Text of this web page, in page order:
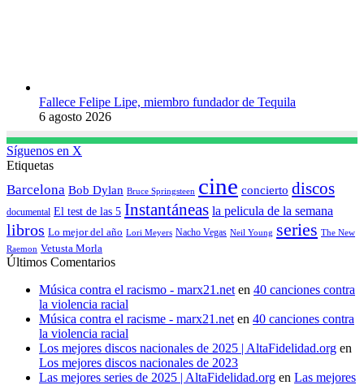
Fallece Felipe Lipe, miembro fundador de Tequila
6 agosto 2026
Síguenos en X
Etiquetas
Barcelona Bob Dylan Bruce Springsteen cine concierto discos
documental El test de las 5 Instantáneas la pelicula de la semana
libros Lo mejor del año Lori Meyers Nacho Vegas Neil Young series The New
Raemon Vetusta Morla
Últimos Comentarios
Música contra el racismo - marx21.neten 40 canciones contra
la violencia racial
Música contra el racisme - marx21.neten 40 canciones contra
la violencia racial
Los mejores discos nacionales de 2025 | AltaFidelidad.org en
Los mejores discos nacionales de 2023
Las mejores series de 2025 | AltaFidelidad.org en Las mejores